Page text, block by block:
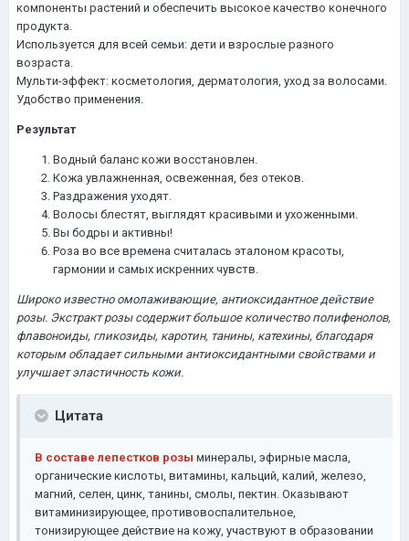
компоненты растений и обеспечить высокое качество конечного
продукта.
Используется для всей семьи: дети и взрослые разного
возраста.
Мульти-эффект: косметология, дерматология, уход за волосами.
Удобство применения.
Результат
Водный баланс кожи восстановлен.
Кожа увлажненная, освеженная, без отеков.
Раздражения уходят.
Волосы блестят, выглядят красивыми и ухоженными.
Вы бодры и активны!
Роза во все времена считалась эталоном красоты,
гармонии и самых искренних чувств.
Широко известно омолаживающие, антиоксидантное действие
розы. Экстракт розы содержит большое количество полифенолов,
флавоноиды, гликозиды, каротин, танины, катехины, благодаря
которым обладает сильными антиоксидантными свойствами и
улучшает эластичность кожи.
Цитата
В составе лепестков розы минералы, эфирные масла,
органические кислоты, витамины, кальций, калий, железо,
магний, селен, цинк, танины, смолы, пектин. Оказывают
витаминизирующее, противовоспалительное,
тонизирующее действие на кожу, участвуют в образовании